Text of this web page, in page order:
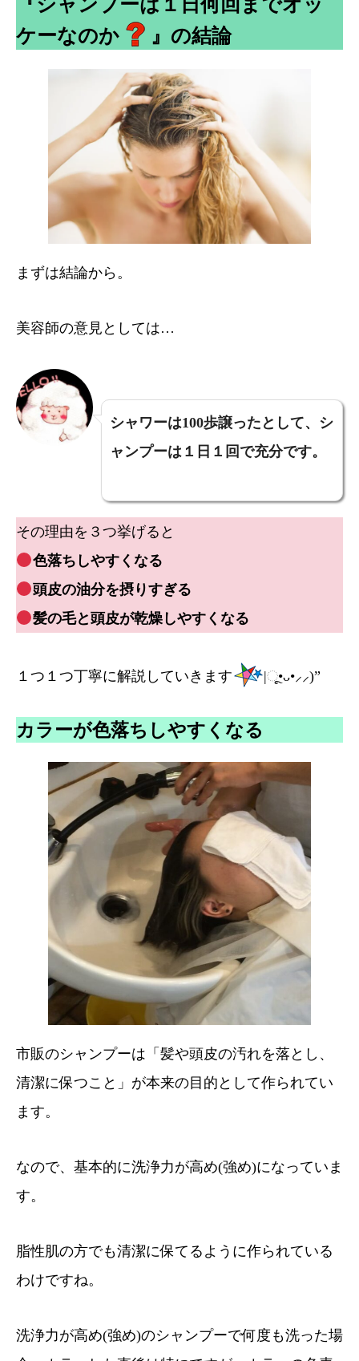
ケーなのか
』の結論
まずは結論から。
美容師の意見としては…
シャワーは100歩譲ったとして、シ
ャンプーは１日１回で充分です。
その理由を３つ挙げると
色落ちしやすくなる
頭皮の油分を摂りすぎる
髪の毛と頭皮が乾燥しやすくなる
１つ１つ丁寧に解説していきます |ૂ•ᴗ•⸝⸝)”
カラーが色落ちしやすくなる
市販のシャンプーは「髪や頭皮の汚れを落とし、
清潔に保つこと」が本来の目的として作られてい
ます。
なので、基本的に洗浄力が高め(強め)になっていま
す。
脂性肌の方でも清潔に保てるように作られている
わけですね。
洗浄力が高め(強め)のシャンプーで何度も洗った場